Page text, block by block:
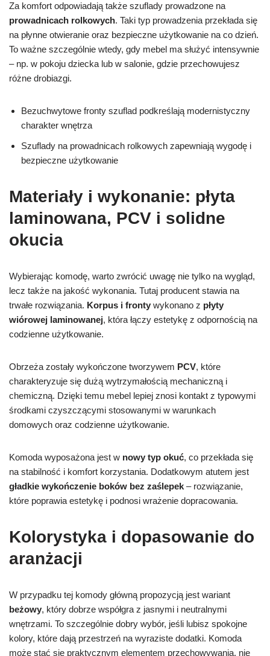
Za komfort odpowiadają także szuflady prowadzone na
prowadnicach rolkowych. Taki typ prowadzenia przekłada się
na płynne otwieranie oraz bezpieczne użytkowanie na co dzień.
To ważne szczególnie wtedy, gdy mebel ma służyć intensywnie
– np. w pokoju dziecka lub w salonie, gdzie przechowujesz
różne drobiazgi.
Bezuchwytowe fronty szuflad podkreślają modernistyczny
charakter wnętrza
Szuflady na prowadnicach rolkowych zapewniają wygodę i
bezpieczne użytkowanie
Materiały i wykonanie: płyta
laminowana, PCV i solidne
okucia
Wybierając komodę, warto zwrócić uwagę nie tylko na wygląd,
lecz także na jakość wykonania. Tutaj producent stawia na
trwałe rozwiązania. Korpus i fronty wykonano z płyty
wiórowej laminowanej, która łączy estetykę z odpornością na
codzienne użytkowanie.
Obrzeża zostały wykończone tworzywem PCV, które
charakteryzuje się dużą wytrzymałością mechaniczną i
chemiczną. Dzięki temu mebel lepiej znosi kontakt z typowymi
środkami czyszczącymi stosowanymi w warunkach
domowych oraz codzienne użytkowanie.
Komoda wyposażona jest w nowy typ okuć, co przekłada się
na stabilność i komfort korzystania. Dodatkowym atutem jest
gładkie wykończenie boków bez zaślepek – rozwiązanie,
które poprawia estetykę i podnosi wrażenie dopracowania.
Kolorystyka i dopasowanie do
aranżacji
W przypadku tej komody główną propozycją jest wariant
beżowy, który dobrze współgra z jasnymi i neutralnymi
wnętrzami. To szczególnie dobry wybór, jeśli lubisz spokojne
kolory, które dają przestrzeń na wyraziste dodatki. Komoda
może stać się praktycznym elementem przechowywania, nie